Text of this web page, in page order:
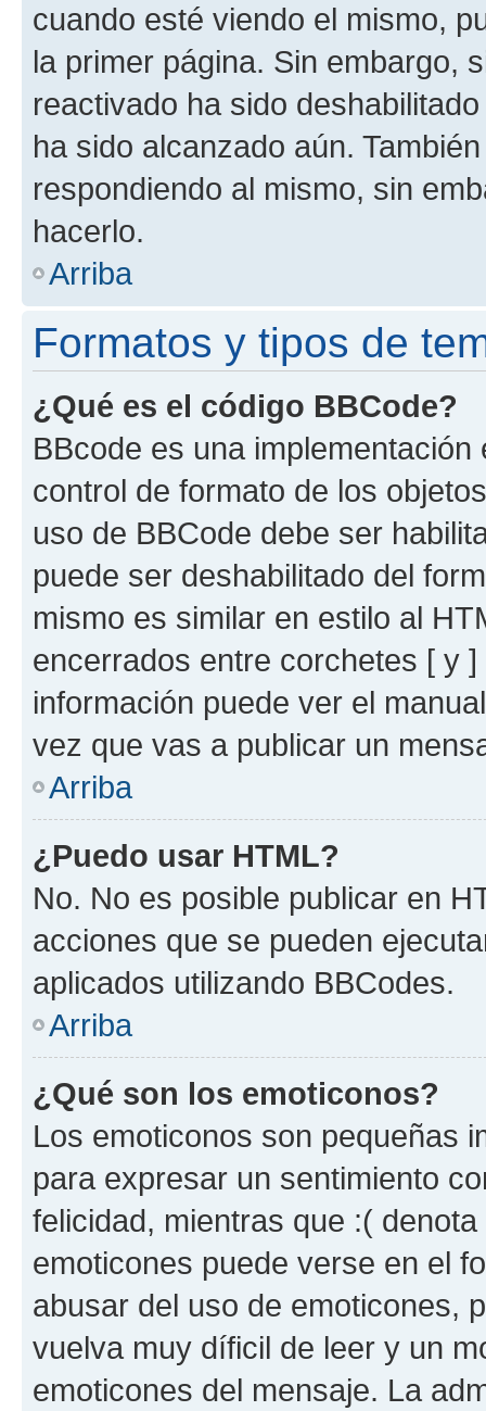
cuando esté viendo el mismo,
la primer página. Sin embargo,
reactivado ha sido
ha sido alcanzado aún.
respondiendo al mismo, sin
hacerlo.
Arriba
Formatos y tipos de
¿Qué es el código BBCode?
BBcode es una
control de formato de los
uso de BBCode debe ser
puede ser deshabilitado del
mismo es similar en estilo al
encerrados entre corchetes [ y
información puede ver el
vez que vas a publicar un
Arriba
¿Puedo usar HTML?
No. No es posible publicar en
acciones que se pueden
aplicados utilizando BBCodes.
Arriba
¿Qué son los emoticonos?
Los emoticonos son pequeñas
para expresar un sentimiento
felicidad, mientras que :(
emoticones puede verse en el
abusar del uso de emoticones,
vuelva muy díficil de leer y un
emoticones del mensaje. La